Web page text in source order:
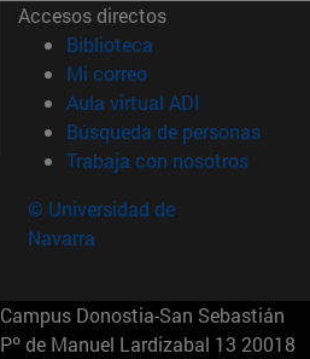
Accesos directos
Biblioteca (abre en nueva
Mi correo(abre en nueva
Aula virtual ADI (abre en
Búsqueda de personas(abre
Trabaja con nosotros(abre
© Universidad de
Navarra
Campus Donostia-San Sebastián
Pº de Manuel Lardizabal 13 20018